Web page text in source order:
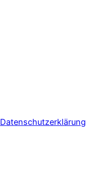
Datenschutzerklärung